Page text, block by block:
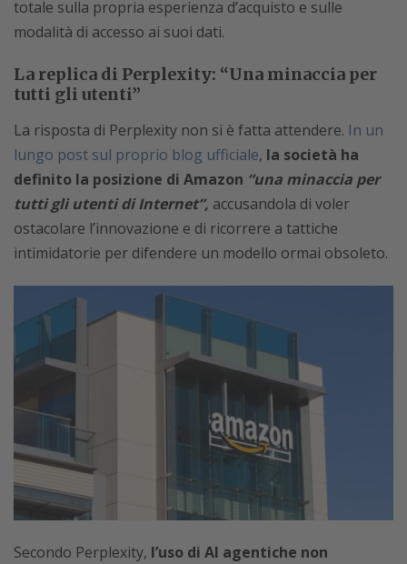
totale sulla propria esperienza d’acquisto e sulle
modalità di accesso ai suoi dati.
La replica di Perplexity: “Una minaccia per
tutti gli utenti”
La risposta di Perplexity non si è fatta attendere. In un
lungo post sul proprio blog ufficiale, la società ha
definito la posizione di Amazon “una minaccia per
tutti gli utenti di Internet”, accusandola di voler
ostacolare l’innovazione e di ricorrere a tattiche
intimidatorie per difendere un modello ormai obsoleto.
Secondo Perplexity, l’uso di AI agentiche non